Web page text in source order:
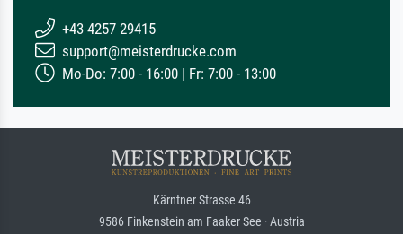
+43 4257 29415
support@meisterdrucke.com
Mo-Do: 7:00 - 16:00 | Fr: 7:00 - 13:00
Kärntner Strasse 46
9586 Finkenstein am Faaker See · Austria